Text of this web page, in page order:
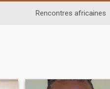
Rencontres africaines